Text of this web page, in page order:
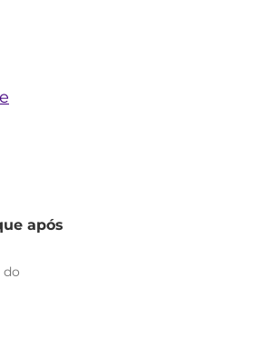
após
do